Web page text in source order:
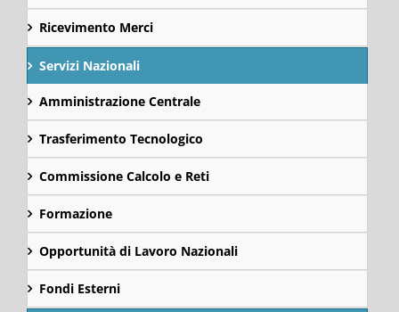
Ricevimento Merci
Servizi Nazionali
Amministrazione Centrale
Trasferimento Tecnologico
Commissione Calcolo e Reti
Formazione
Opportunità di Lavoro Nazionali
Fondi Esterni